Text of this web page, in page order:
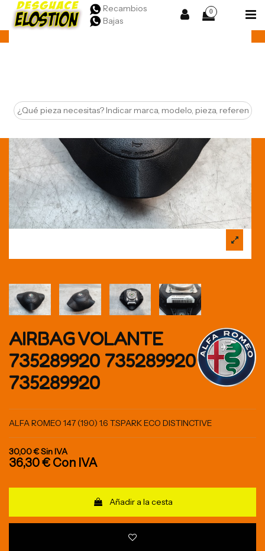
Recambios
Bajas
0
AIRBAG VOLANTE
735289920 735289920
735289920
ALFA ROMEO 147 (190) 1.6 T.SPARK ECO DISTINCTIVE
30,00 €Sin IVA
36,30 € Con IVA
Añadir a la cesta